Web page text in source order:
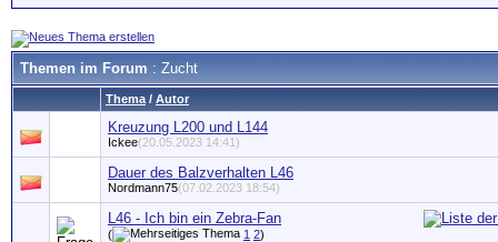
Themen im Forum : Zucht
Thema / Autor
Kreuzung L200 und L144
Ickee(20.05.2023 14:41)
Dauer des Balzverhalten L46
Nordmann75(07.02.2023 18:54)
L46 - Ich bin ein Zebra-Fan
( 1 2)